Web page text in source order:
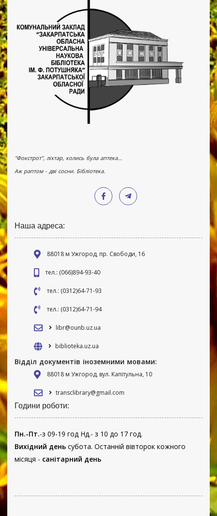
"Фокстрот", ліхтар, колись була аптека...
Аж раптом - дві сосни. Бібліотека.
Наша адреса:
88018 м Ужгород, пр. Свободи, 16
тел.: (066)894-93-40
тел.: (0312)64-71-93
тел.: (0312)64-71-94
libr@ounb.uz.ua
biblioteka.uz.ua
Відділ документів іноземними мовами:
88018 м Ужгород, вул. Капітульна, 10
transclibrary@gmail.com
Години роботи:
Пн.-Пт.-з 09-19 год Нд.- з 10 до 17 год.
Вихідний день субота. Останній вівторок кожного
місяця - санітарний день